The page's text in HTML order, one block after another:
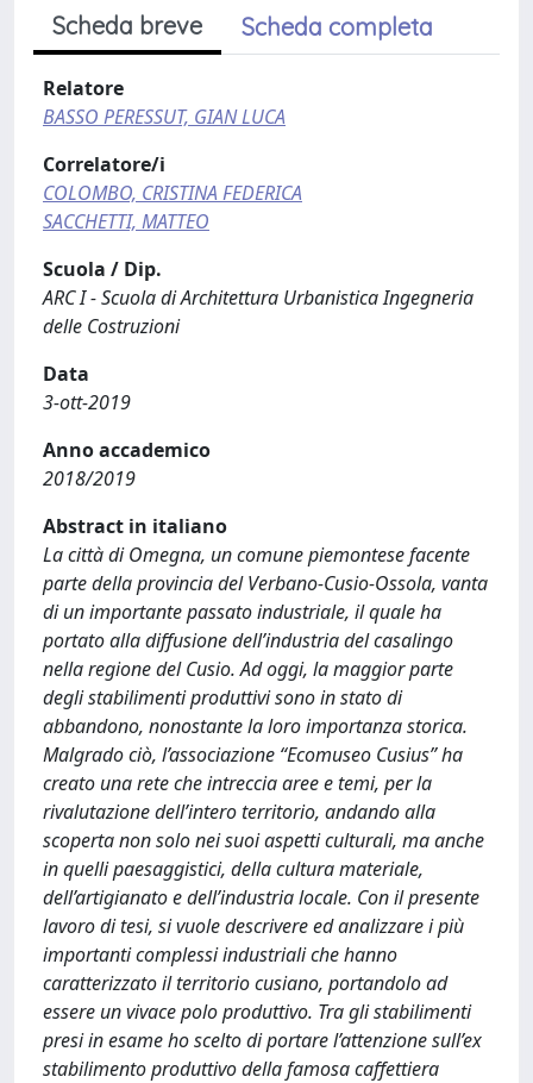
Scheda breve Scheda completa
Relatore
BASSO PERESSUT, GIAN LUCA
Correlatore/i
COLOMBO, CRISTINA FEDERICA
SACCHETTI, MATTEO
Scuola / Dip.
ARC I - Scuola di Architettura Urbanistica Ingegneria
delle Costruzioni
Data
3-ott-2019
Anno accademico
2018/2019
Abstract in italiano
La città di Omegna, un comune piemontese facente
parte della provincia del Verbano-Cusio-Ossola, vanta
di un importante passato industriale, il quale ha
portato alla diffusione dell’industria del casalingo
nella regione del Cusio. Ad oggi, la maggior parte
degli stabilimenti produttivi sono in stato di
abbandono, nonostante la loro importanza storica.
Malgrado ciò, l’associazione “Ecomuseo Cusius” ha
creato una rete che intreccia aree e temi, per la
rivalutazione dell’intero territorio, andando alla
scoperta non solo nei suoi aspetti culturali, ma anche
in quelli paesaggistici, della cultura materiale,
dell’artigianato e dell’industria locale. Con il presente
lavoro di tesi, si vuole descrivere ed analizzare i più
importanti complessi industriali che hanno
caratterizzato il territorio cusiano, portandolo ad
essere un vivace polo produttivo. Tra gli stabilimenti
presi in esame ho scelto di portare l’attenzione sull’ex
stabilimento produttivo della famosa caffettiera